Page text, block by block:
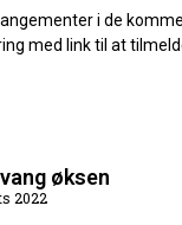
i de
med link til at
øksen
2022